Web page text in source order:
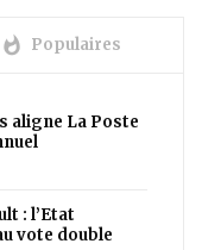
whatshot Populaires
aligne La Poste
: l’Etat
vote double